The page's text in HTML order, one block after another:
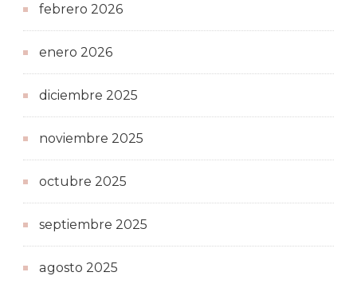
febrero 2026
enero 2026
diciembre 2025
noviembre 2025
octubre 2025
septiembre 2025
agosto 2025